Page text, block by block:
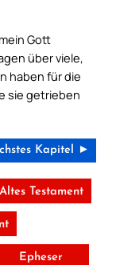
Gott
über viele,
haben für die
sie getrieben
Kapitel ►
Testament
Epheser